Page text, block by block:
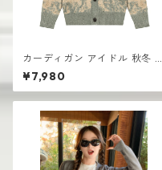
カーディガン アイドル 秋冬 新
作 おしゃれな ニット vネック
シングルボタン
¥7,980